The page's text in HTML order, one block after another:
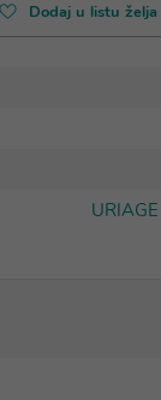
Dodaj u listu želja